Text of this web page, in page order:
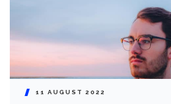
11 AUGUST 2022